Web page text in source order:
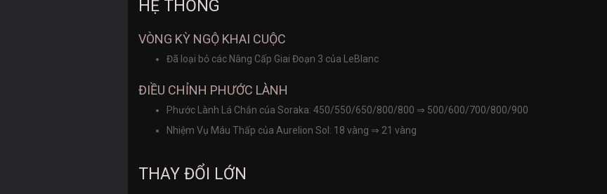
HỆ THỐNG
VÒNG KỲ NGỘ KHAI CUỘC
Đã loại bỏ các Nâng Cấp Giai Đoạn 3 của LeBlanc
ĐIỀU CHỈNH PHƯỚC LÀNH
Phước Lành Lá Chắn của Soraka: 450/550/650/800/800 ⇒ 500/600/700/800/900
Nhiệm Vụ Máu Thấp của Aurelion Sol: 18 vàng ⇒ 21 vàng
THAY ĐỔI LỚN